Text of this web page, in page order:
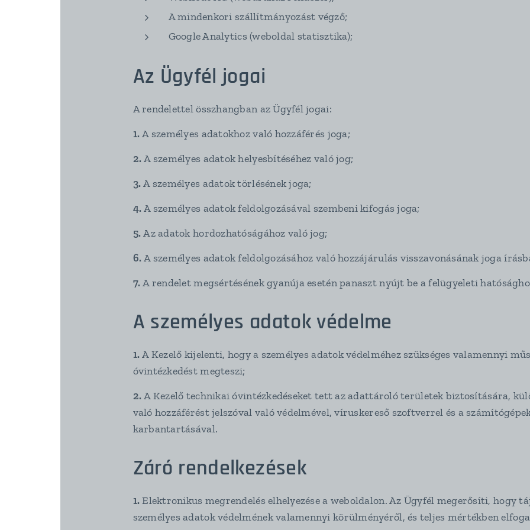
A mindenkori szállítmányozást végző;
Google Analytics (weboldal statisztika);
Az Ügyfél jogai
A rendelettel összhangban az Ügyfél jogai:
1.A személyes adatokhoz való hozzáférés joga;
2.A személyes adatok helyesbítéséhez való jog;
3.A személyes adatok törlésének joga;
4.A személyes adatok feldolgozásával szembeni kifogás joga;
5.Az adatok hordozhatóságához való jog;
6.A személyes adatok feldolgozásához való hozzájárulás visszavonásának joga
7.A rendelet megsértésének gyanúja esetén panaszt nyújt be a felügyeleti
A személyes adatok védelme
1.A Kezelő kijelenti, hogy a személyes adatok védelméhez szükséges valamennyi
óvintézkedést megteszi;
2.A Kezelő technikai óvintézkedéseket tett az adattároló területek biztosítására,
való hozzáférést jelszóval való védelmével, víruskereső szoftverrel és a
karbantartásával.
Záró rendelkezések
1.Elektronikus megrendelés elhelyezése a weboldalon. Az Ügyfél megerősíti, hogy
személyes adatok védelmének valamennyi körülményéről, és teljes mértékben